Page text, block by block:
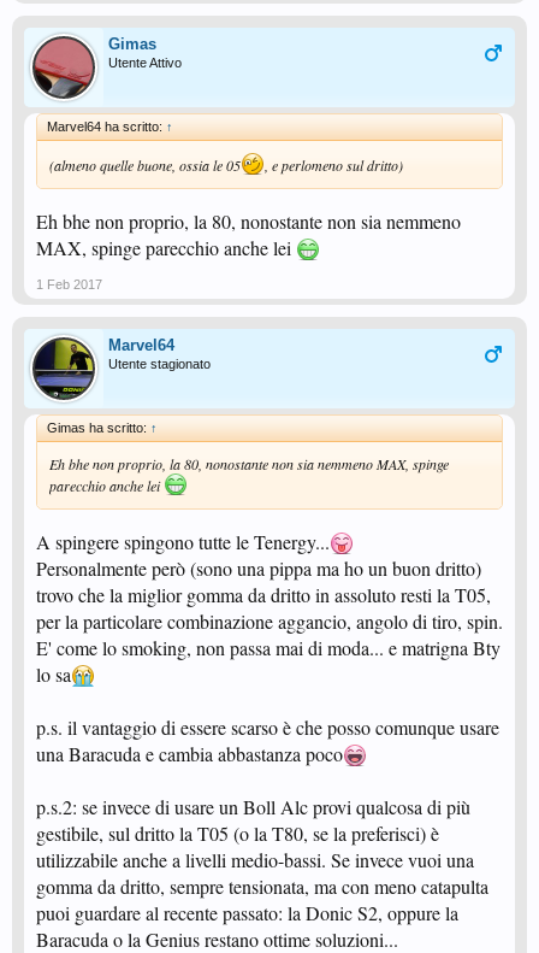
Gimas
Utente Attivo
Marvel64 ha scritto: ↑
(almeno quelle buone, ossia le 05 , e perlomeno sul dritto)
Eh bhe non proprio, la 80, nonostante non sia nemmeno
MAX, spinge parecchio anche lei
1 Feb 2017
Marvel64
Utente stagionato
Gimas ha scritto: ↑
Eh bhe non proprio, la 80, nonostante non sia nemmeno MAX, spinge
parecchio anche lei
A spingere spingono tutte le Tenergy...
Personalmente però (sono una pippa ma ho un buon dritto)
trovo che la miglior gomma da dritto in assoluto resti la T05,
per la particolare combinazione aggancio, angolo di tiro, spin.
E' come lo smoking, non passa mai di moda... e matrigna Bty
lo sa
p.s. il vantaggio di essere scarso è che posso comunque usare
una Baracuda e cambia abbastanza poco
p.s.2: se invece di usare un Boll Alc provi qualcosa di più
gestibile, sul dritto la T05 (o la T80, se la preferisci) è
utilizzabile anche a livelli medio-bassi. Se invece vuoi una
gomma da dritto, sempre tensionata, ma con meno catapulta
puoi guardare al recente passato: la Donic S2, oppure la
Baracuda o la Genius restano ottime soluzioni...